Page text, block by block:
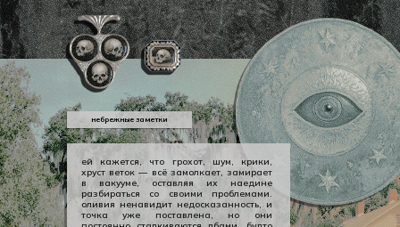
ей кажется, что грохот, шум, крики,
хруст веток — всё замолкает, замирает
в вакууме, оставляя их наедине
разбираться со своими проблемами.
оливия ненавидит недосказанность, и
точка уже поставлена, но они
небрежные заметки